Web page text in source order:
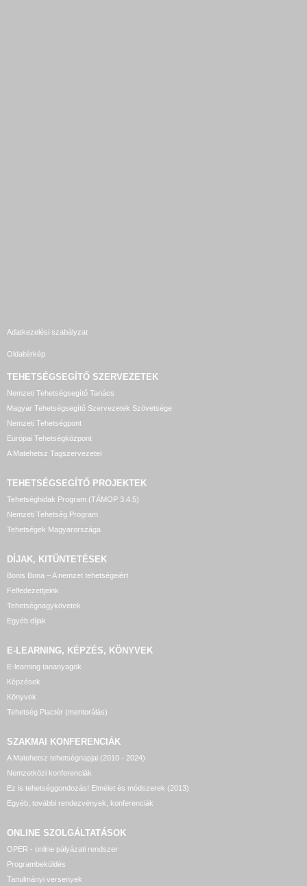
Adatkezelési szabályzat
Oldaltérkép
TEHETSÉGSEGÍTŐ SZERVEZETEK
Nemzeti Tehetségsegítő Tanács
Magyar Tehetségsegítő Szervezetek Szövetsége
Nemzeti Tehetségpont
Európai Tehetségközpont
A Matehetsz Tagszervezetei
TEHETSÉGSEGÍTŐ PROJEKTEK
Tehetséghidak Program (TÁMOP 3.4.5)
Nemzeti Tehetség Program
Tehetségek Magyarországa
DÍJAK, KITÜNTETÉSEK
Bonis Bona – A nemzet tehetségeiért
Felfedezettjeink
Tehetségnagykövetek
Egyéb díjak
E-LEARNING, KÉPZÉS, KÖNYVEK
E-learning tananyagok
Képzések
Könyvek
Tehetség Piactér (mentorálás)
SZAKMAI KONFERENCIÁK
A Matehetsz tehetségnapjai (2010 - 2024)
Nemzetközi konferenciák
Ez is tehetséggondozás! Elmélet és módszerek (2013)
Egyéb, további rendezvények, konferenciák
ONLINE SZOLGÁLTATÁSOK
OPER - online pályázati rendszer
Programbeküldés
Tanulmányi versenyek